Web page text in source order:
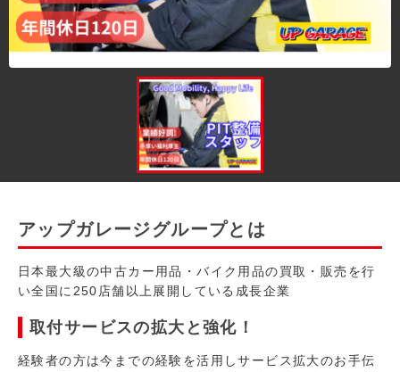
アップガレージグループとは
日本最大級の中古カー用品・バイク用品の買取・販売を行
い全国に250店舗以上展開している成長企業
取付サービスの拡大と強化！
経験者の方は今までの経験を活用しサービス拡大のお手伝